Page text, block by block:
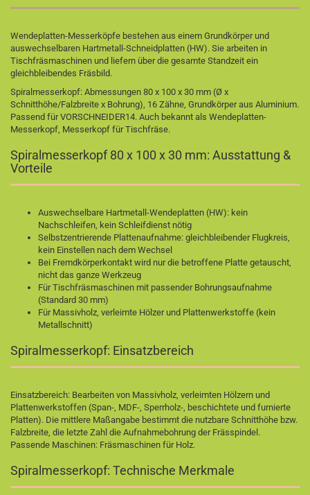
Wendeplatten-Messerköpfe bestehen aus einem Grundkörper und
auswechselbaren Hartmetall-Schneidplatten (HW). Sie arbeiten in
Tischfräsmaschinen und liefern über die gesamte Standzeit ein
gleichbleibendes Fräsbild.
Spiralmesserkopf: Abmessungen 80 x 100 x 30 mm (Ø x
Schnitthöhe/Falzbreite x Bohrung), 16 Zähne, Grundkörper aus Aluminium.
Passend für VORSCHNEIDER14. Auch bekannt als Wendeplatten-
Messerkopf, Messerkopf für Tischfräse.
Spiralmesserkopf 80 x 100 x 30 mm: Ausstattung &
Vorteile
Auswechselbare Hartmetall-Wendeplatten (HW): kein
Nachschleifen, kein Schleifdienst nötig
Selbstzentrierende Plattenaufnahme: gleichbleibender Flugkreis,
kein Einstellen nach dem Wechsel
Bei Fremdkörperkontakt wird nur die betroffene Platte getauscht,
nicht das ganze Werkzeug
Für Tischfräsmaschinen mit passender Bohrungsaufnahme
(Standard 30 mm)
Für Massivholz, verleimte Hölzer und Plattenwerkstoffe (kein
Metallschnitt)
Spiralmesserkopf: Einsatzbereich
Einsatzbereich: Bearbeiten von Massivholz, verleimten Hölzern und
Plattenwerkstoffen (Span-, MDF-, Sperrholz-, beschichtete und furnierte
Platten). Die mittlere Maßangabe bestimmt die nutzbare Schnitthöhe bzw.
Falzbreite, die letzte Zahl die Aufnahmebohrung der Frässpindel.
Passende Maschinen: Fräsmaschinen für Holz.
Spiralmesserkopf: Technische Merkmale